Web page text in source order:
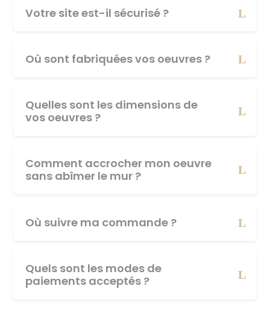
Votre site est-il sécurisé ?
Où sont fabriquées vos oeuvres ?
Quelles sont les dimensions de
vos oeuvres ?
Comment accrocher mon oeuvre
sans abîmer le mur ?
Où suivre ma commande ?
Quels sont les modes de
paiements acceptés ?